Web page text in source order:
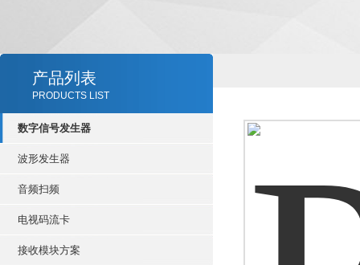
产品列表
PRODUCTS LIST
数字信号发生器
波形发生器
音频扫频
电视码流卡
接收模块方案